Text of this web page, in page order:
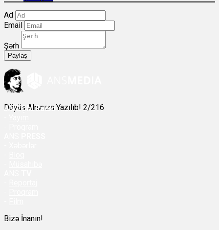
Ad
Email
Şərh
Paylaş
Döyüş Alnınıza Yazılıb! 2/216
ANSÇM Radio
Bizə İnanın!